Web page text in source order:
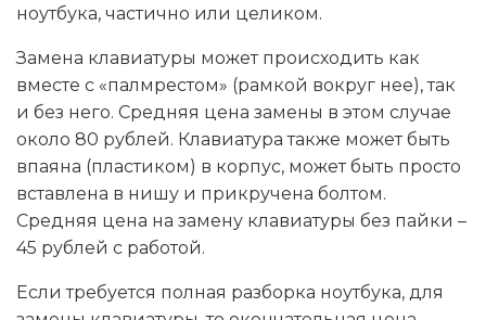
ноутбука, частично или целиком.
Замена клавиатуры может происходить как
вместе с «палмрестом» (рамкой вокруг нее), так
и без него. Средняя цена замены в этом случае
около 80 рублей. Клавиатура также может быть
впаяна (пластиком) в корпус, может быть просто
вставлена в нишу и прикручена болтом.
Средняя цена на замену клавиатуры без пайки –
45 рублей с работой.
Если требуется полная разборка ноутбука, для